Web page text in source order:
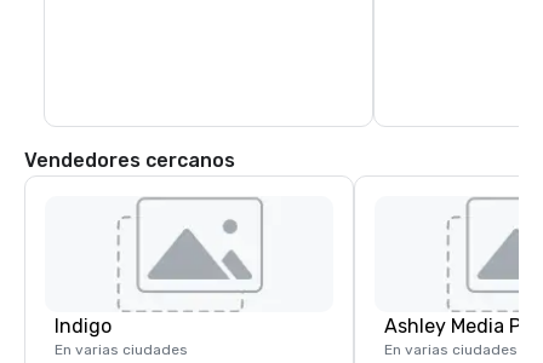
como lecciones. Por favor, solicite
Vendedores cercanos
Indigo
En varias ciudades
Ashley Media
En varias ciudades